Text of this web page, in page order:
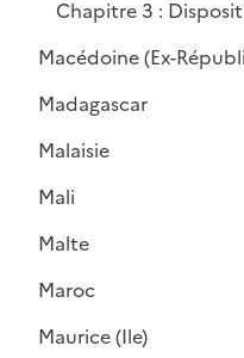
r
Chapitre 3 :
Macédoine (Ex-
Madagascar
Malaisie
Mali
Malte
Maroc
Maurice (Ile)